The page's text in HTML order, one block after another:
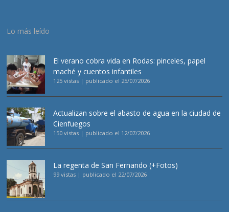
Lo más leído
El verano cobra vida en Rodas: pinceles, papel
maché y cuentos infantiles
125 vistas | publicado el 25/07/2026
Actualizan sobre el abasto de agua en la ciudad de
Cienfuegos
150 vistas | publicado el 12/07/2026
La regenta de San Fernando (+Fotos)
99 vistas | publicado el 22/07/2026